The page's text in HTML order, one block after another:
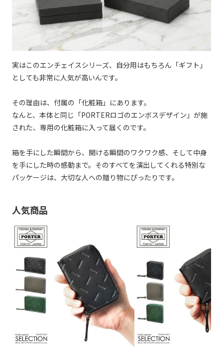
実はこのエンチェイスシリーズ、自分用はもちろん「ギフト」
としても非常に人気が高いんです。
その理由は、付属の「化粧箱」にあります。
なんと、本体と同じ「PORTERロゴのエンボスデザイン」が施
された、専用の化粧箱に入って届くのです。
箱を手にした瞬間から、開ける瞬間のワクワク感、そして中身
を手にした時の感動まで。そのすべてを演出してくれる特別な
パッケージは、大切な人への贈り物にぴったりです。
人気商品